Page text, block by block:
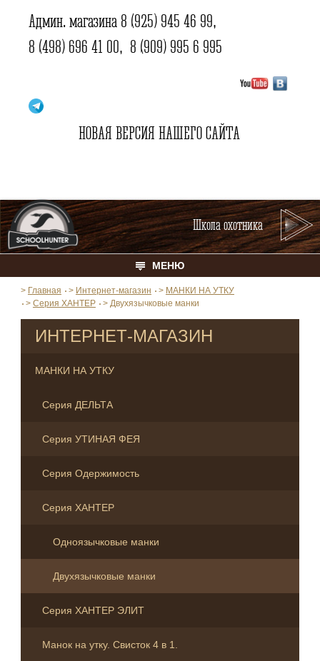
Админ. магазина 8 (925) 945 46 99,
8 (498) 696 41 00, 8 (909) 995 6 995
НОВАЯ ВЕРСИЯ НАШЕГО САЙТА
Школа охотника
МЕНЮ
> Главная > Интернет-магазин > МАНКИ НА УТКУ
> Серия ХАНТЕР > Двухязычковые манки
ИНТЕРНЕТ-МАГАЗИН
МАНКИ НА УТКУ
Серия ДЕЛЬТА
Серия УТИНАЯ ФЕЯ
Серия Одержимость
Серия ХАНТЕР
Одноязычковыe манки
Двухязычковые манки
Серия ХАНТЕР ЭЛИТ
Манок на утку. Свисток 4 в 1.